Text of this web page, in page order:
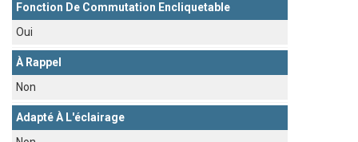
Fonction De Commutation Encliquetable
Oui
À Rappel
Non
Adapté À L'éclairage